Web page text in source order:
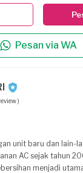
Pesan via WA
)
unit baru dan lain-
AC sejak tahun
menjadi